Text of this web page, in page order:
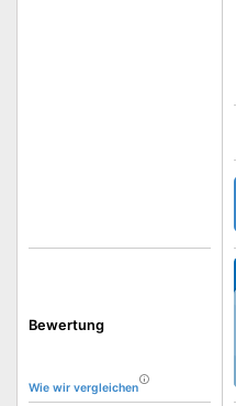
Bewertung
Wie wir vergleichen